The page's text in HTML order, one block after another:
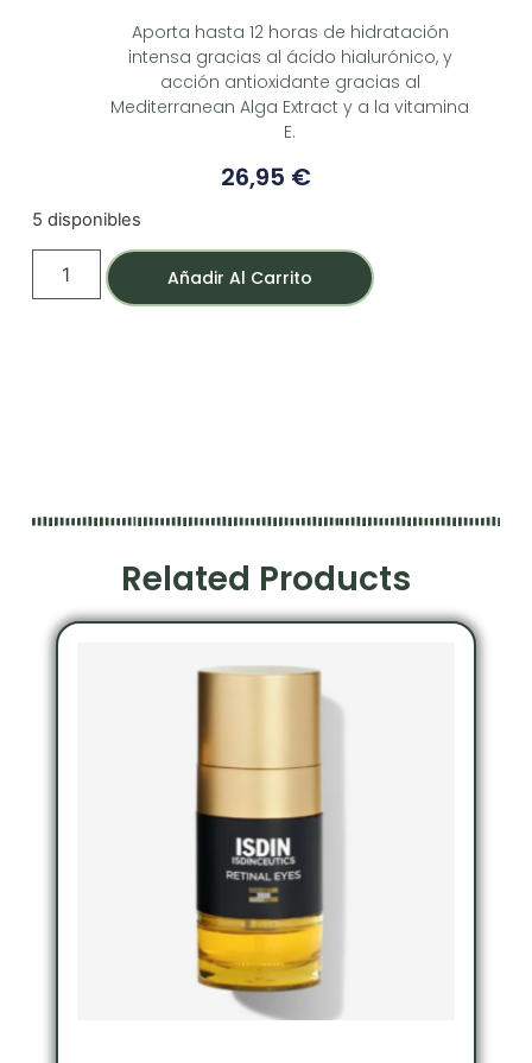
Aporta hasta 12 horas de hidratación
intensa gracias al ácido hialurónico, y
acción antioxidante gracias al
Mediterranean Alga Extract y a la vitamina
E.
26,95 €
5 disponibles
Añadir Al Carrito
Related Products